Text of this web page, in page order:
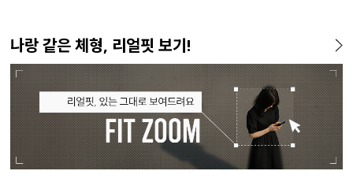
나랑 같은 체형, 리얼핏 보기!